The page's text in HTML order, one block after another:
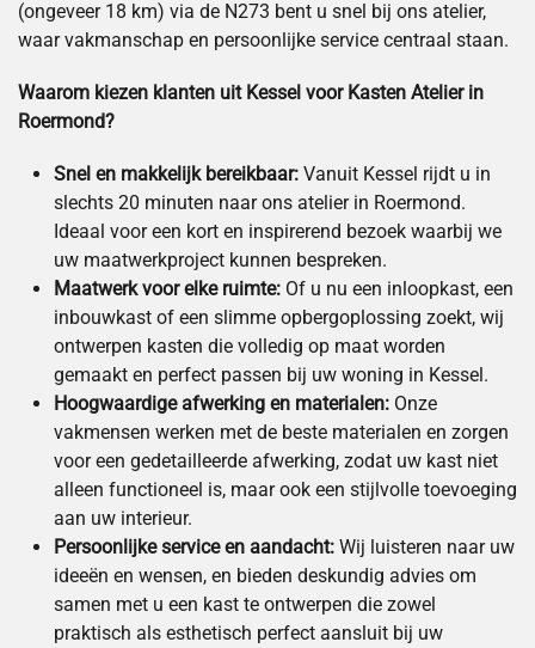
(ongeveer 18 km) via de N273 bent u snel bij ons atelier,
waar vakmanschap en persoonlijke service centraal staan.
Waarom kiezen klanten uit Kessel voor Kasten Atelier in
Roermond?
Snel en makkelijk bereikbaar: Vanuit Kessel rijdt u in
slechts 20 minuten naar ons atelier in Roermond.
Ideaal voor een kort en inspirerend bezoek waarbij we
uw maatwerkproject kunnen bespreken.
Maatwerk voor elke ruimte: Of u nu een inloopkast, een
inbouwkast of een slimme opbergoplossing zoekt, wij
ontwerpen kasten die volledig op maat worden
gemaakt en perfect passen bij uw woning in Kessel.
Hoogwaardige afwerking en materialen: Onze
vakmensen werken met de beste materialen en zorgen
voor een gedetailleerde afwerking, zodat uw kast niet
alleen functioneel is, maar ook een stijlvolle toevoeging
aan uw interieur.
Persoonlijke service en aandacht: Wij luisteren naar uw
ideeën en wensen, en bieden deskundig advies om
samen met u een kast te ontwerpen die zowel
praktisch als esthetisch perfect aansluit bij uw